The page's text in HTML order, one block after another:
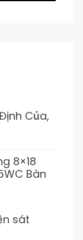
Của,
8×18
Bàn
sát